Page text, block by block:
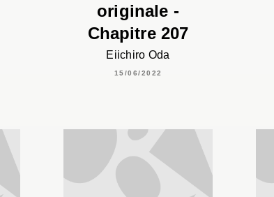
originale -
Chapitre 207
Eiichiro Oda
15/06/2022